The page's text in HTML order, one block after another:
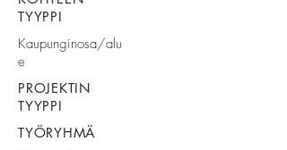
TYYPPI
Kaupunginosa/alu
e
PROJEKTIN
TYYPPI
TYÖRYHMÄ